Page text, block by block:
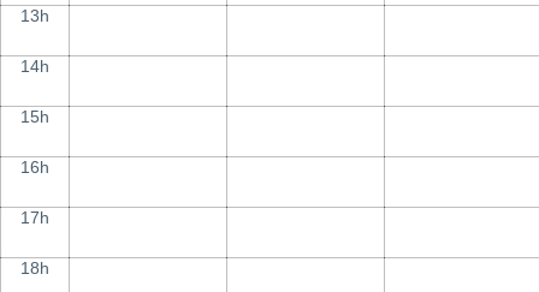
13h
14h
15h
16h
17h
18h